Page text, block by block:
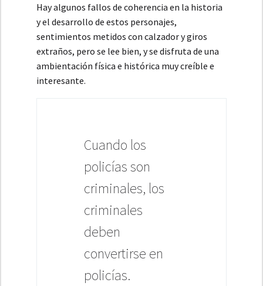
Hay algunos fallos de coherencia en la historia
y el desarrollo de estos personajes,
sentimientos metidos con calzador y giros
extraños, pero se lee bien, y se disfruta de una
ambientación física e histórica muy creíble e
interesante.
Cuando los
policías son
criminales, los
criminales
deben
convertirse en
policías.